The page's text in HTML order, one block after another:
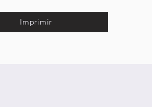
Imprimir